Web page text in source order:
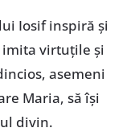
Iosif inspiră și
imita virtuțile și
asemeni
Maria, să își
divin.